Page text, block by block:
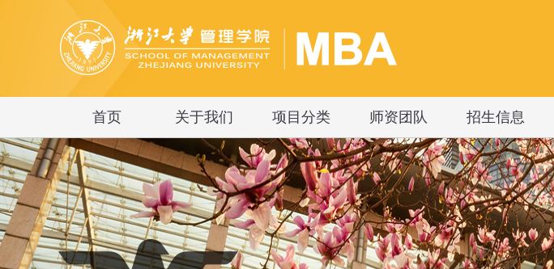
首页 关于我们 项目分类 师资团队 招生信息